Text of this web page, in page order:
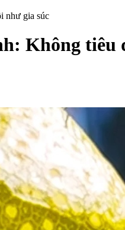
như gia súc
Không tiêu